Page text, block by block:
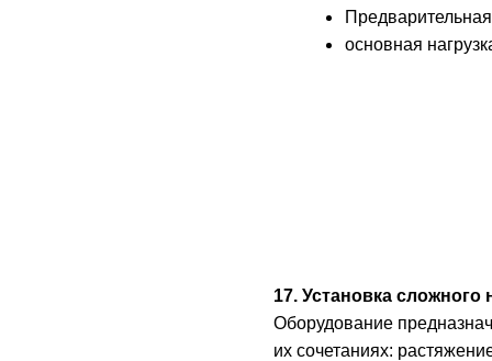
Предварительная
основная
17. Установка сложного
Оборудование
их сочетаниях: